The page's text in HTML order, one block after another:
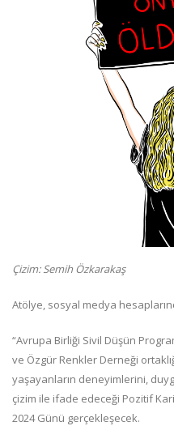
Çizim: Semih Özkarakaş
Atölye, sosyal medya
“Avrupa Birliği Sivil Düşün
ve Özgür Renkler Derneği
yaşayanların deneyimlerini,
çizim ile ifade edeceği Pozitif
2024 Günü gerçekleşecek.